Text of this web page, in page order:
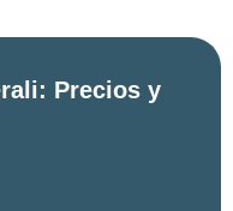
Precios y